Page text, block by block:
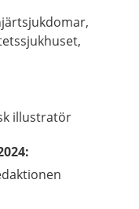
illustratör
: